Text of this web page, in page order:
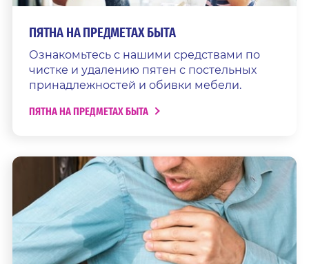
ПЯТНА НА ПРЕДМЕТАХ БЫТА
Ознакомьтесь с нашими средствами по
чистке и удалению пятен с постельных
принадлежностей и обивки мебели.
ПЯТНА НА ПРЕДМЕТАХ БЫТА